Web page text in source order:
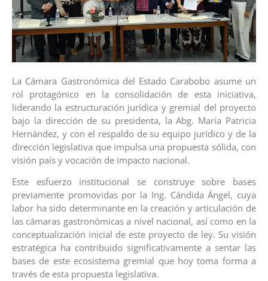
La Cámara Gastronómica del Estado Carabobo asume un
rol protagónico en la consolidación de esta iniciativa,
liderando la estructuración jurídica y gremial del proyecto
bajo la dirección de su presidenta, la Abg. María Patricia
Hernández, y con el respaldo de su equipo jurídico y de la
dirección legislativa que impulsa una propuesta sólida, con
visión país y vocación de impacto nacional.
Este esfuerzo institucional se construye sobre bases
previamente promovidas por la Ing. Cándida Ángel, cuya
labor ha sido determinante en la creación y articulación de
las cámaras gastronómicas a nivel nacional, así como en la
conceptualización inicial de este proyecto de ley. Su visión
estratégica ha contribuido significativamente a sentar las
bases de este ecosistema gremial que hoy toma forma a
través de esta propuesta legislativa.